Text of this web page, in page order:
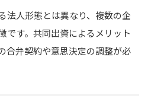
法人形態とは異なり、複数の企
です。共同出資によるメリット
合弁契約や意思決定の調整が必